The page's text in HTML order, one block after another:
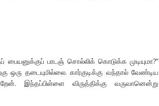
பாடஞ் சொல்லிக் கொடுக்க முடியுமா?”
தடையுமில்லை. கார்குடிக்கு வந்தால் வேண்டிய
இந்தப்பிள்ளை விருத்திக்கு வருவானென்று